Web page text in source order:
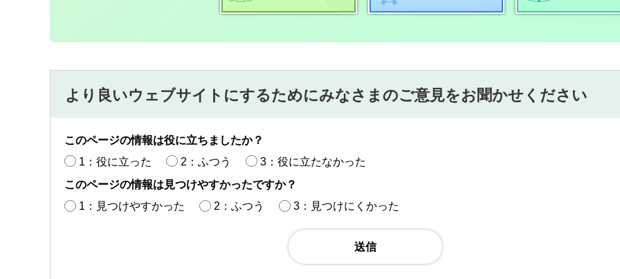
より良いウェブサイトにするためにみなさまのご意見をお聞かせください
このページの情報は役に立ちましたか？
1：役に立った
2：ふつう
3：役に立たなかった
このページの情報は見つけやすかったですか？
1：見つけやすかった
2：ふつう 3：見つけにくかった